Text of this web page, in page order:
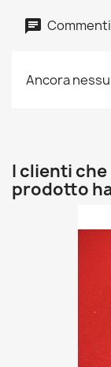
Ancora
I clienti
prodotto